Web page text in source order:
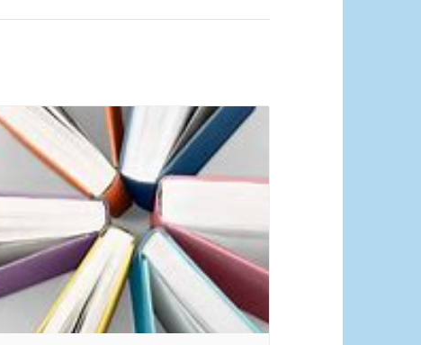
Bildquelle Pixabay